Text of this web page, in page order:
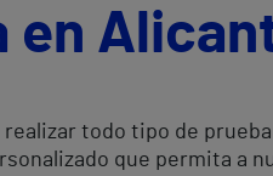
en
todo tipo de
que permita a